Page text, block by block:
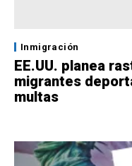
Inmigración
EE.UU. planea
migrantes
multas